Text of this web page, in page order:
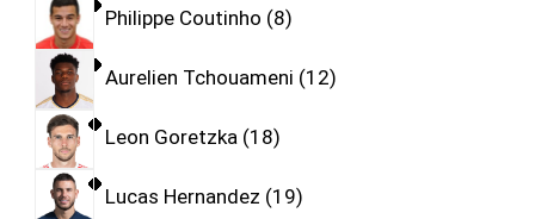
Philippe Coutinho 8
Aurelien Tchouameni 12
Leon Goretzka 18
Lucas Hernandez 19